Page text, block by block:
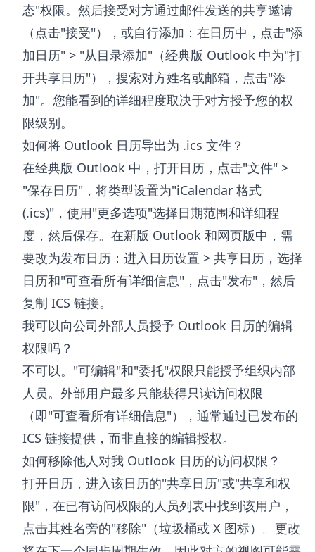
态"权限。然后接受对方通过邮件发送的共享邀请
（点击"接受"），或自行添加：在日历中，点击"添
加日历" > "从目录添加"（经典版 Outlook 中为"打
开共享日历"），搜索对方姓名或邮箱，点击"添
加"。您能看到的详细程度取决于对方授予您的权
限级别。
如何将 Outlook 日历导出为 .ics 文件？
在经典版 Outlook 中，打开日历，点击"文件" >
"保存日历"，将类型设置为"iCalendar 格式
(.ics)"，使用"更多选项"选择日期范围和详细程
度，然后保存。在新版 Outlook 和网页版中，需
要改为发布日历：进入日历设置 > 共享日历，选择
日历和"可查看所有详细信息"，点击"发布"，然后
复制 ICS 链接。
我可以向公司外部人员授予 Outlook 日历的编辑
权限吗？
不可以。"可编辑"和"委托"权限只能授予组织内部
人员。外部用户最多只能获得只读访问权限
（即"可查看所有详细信息"），通常通过已发布的
ICS 链接提供，而非直接的编辑授权。
如何移除他人对我 Outlook 日历的访问权限？
打开日历，进入该日历的"共享日历"或"共享和权
限"，在已有访问权限的人员列表中找到该用户，
点击其姓名旁的"移除"（垃圾桶或 X 图标）。更改